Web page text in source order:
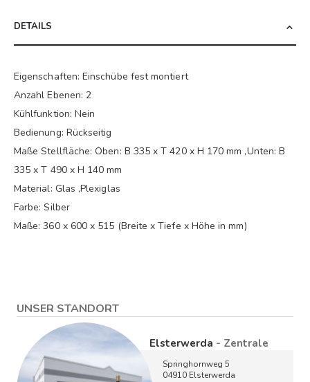
DETAILS
Eigenschaften: Einschübe fest montiert
Anzahl Ebenen: 2
Kühlfunktion: Nein
Bedienung: Rückseitig
Maße Stellfläche: Oben: B 335 x T 420 x H 170 mm ,Unten: B
335 x T 490 x H 140 mm
Material: Glas ,Plexiglas
Farbe: Silber
Maße: 360 x 600 x 515 (Breite x Tiefe x Höhe in mm)
UNSER STANDORT
Elsterwerda - Zentrale
Springhornweg 5
04910 Elsterwerda